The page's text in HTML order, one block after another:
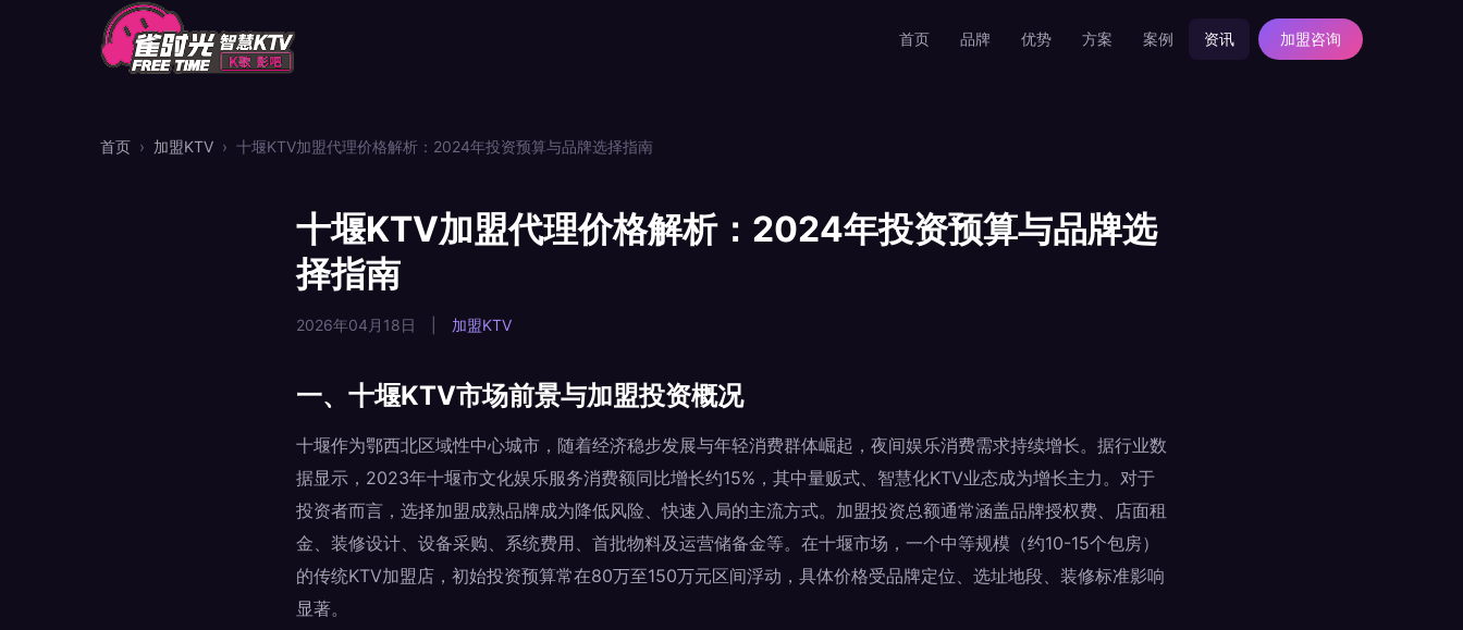
首页 品牌 优势 方案 案例 资讯 加盟咨询
首页 › 加盟KTV › 十堰KTV加盟代理价格解析：2024年投资预算与品牌选择指南
十堰KTV加盟代理价格解析：2024年投资预算与品牌选
择指南
2026年04月18日 加盟KTV
一、十堰KTV市场前景与加盟投资概况
十堰作为鄂西北区域性中心城市，随着经济稳步发展与年轻消费群体崛起，夜间娱乐消费需求持续增长。据行业数
据显示，2023年十堰市文化娱乐服务消费额同比增长约15%，其中量贩式、智慧化KTV业态成为增长主力。对于
投资者而言，选择加盟成熟品牌成为降低风险、快速入局的主流方式。加盟投资总额通常涵盖品牌授权费、店面租
金、装修设计、设备采购、系统费用、首批物料及运营储备金等。在十堰市场，一个中等规模（约10-15个包房）
的传统KTV加盟店，初始投资预算常在80万至150万元区间浮动，具体价格受品牌定位、选址地段、装修标准影响
显著。